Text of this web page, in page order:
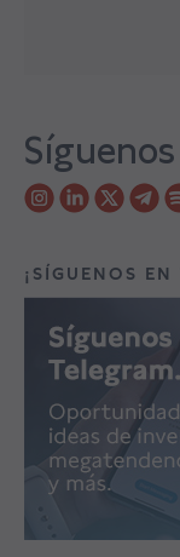
Síguenos
¡SÍGUENOS EN